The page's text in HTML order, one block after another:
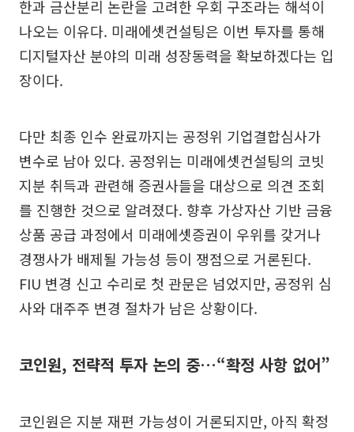
한과 금산분리 논란을 고려한 우회 구조라는 해석이
나오는 이유다. 미래에셋컨설팅은 이번 투자를 통해
디지털자산 분야의 미래 성장동력을 확보하겠다는 입
장이다.
다만 최종 인수 완료까지는 공정위 기업결합심사가
변수로 남아 있다. 공정위는 미래에셋컨설팅의 코빗
지분 취득과 관련해 증권사들을 대상으로 의견 조회
를 진행한 것으로 알려졌다. 향후 가상자산 기반 금융
상품 공급 과정에서 미래에셋증권이 우위를 갖거나
경쟁사가 배제될 가능성 등이 쟁점으로 거론된다.
FIU 변경 신고 수리로 첫 관문은 넘었지만, 공정위 심
사와 대주주 변경 절차가 남은 상황이다.
코인원, 전략적 투자 논의 중…“확정 사항 없어”
코인원은 지분 재편 가능성이 거론되지만, 아직 확정